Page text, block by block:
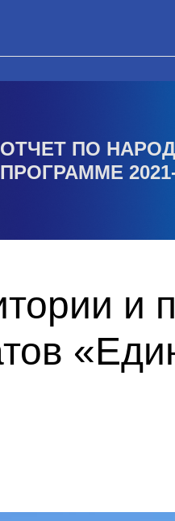
ОТЧЕТ ПО
ПРОГРАММЕ
и